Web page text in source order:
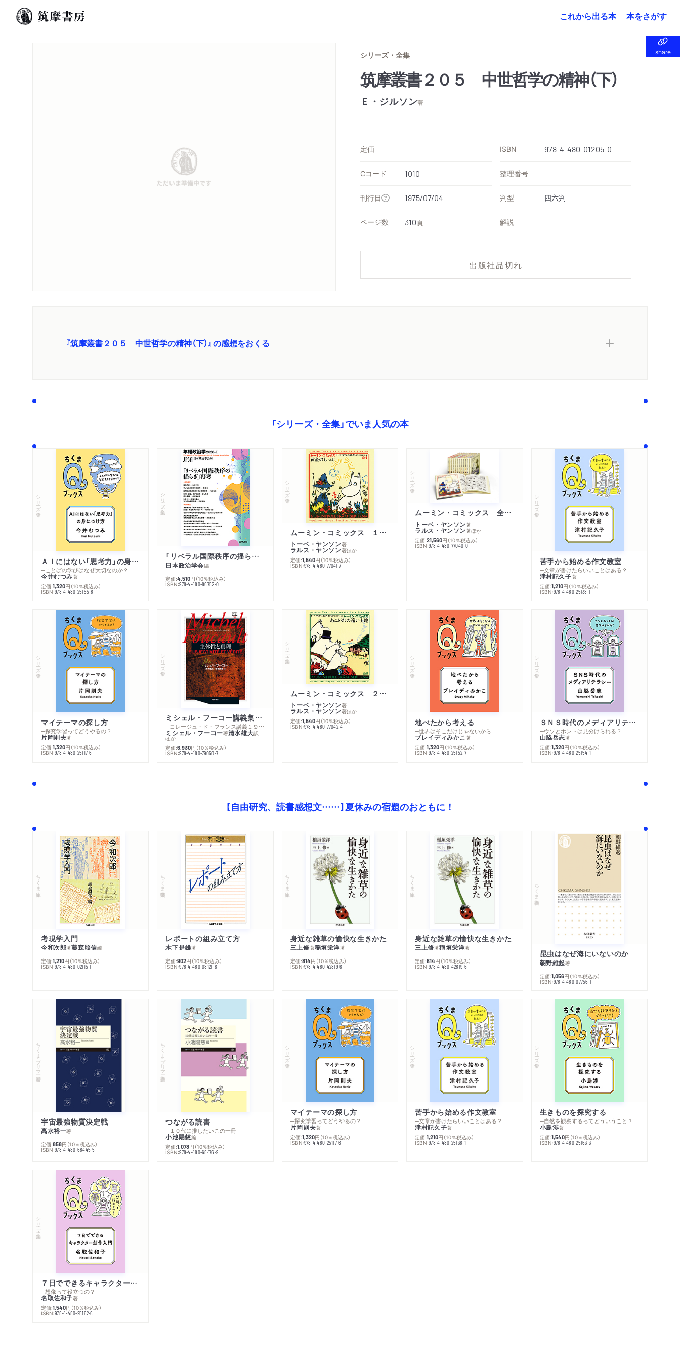
これから出る本 本をさがす
share
share
シリーズ・全集
筑摩叢書２０５ 中世哲学の精神（下）
Ｅ・ジルソン著
定価 -- ISBN 978-4-480-01205-0
Cコード 1010 整理番号
刊行日 1975/07/04 判型 四六判
ページ数 310頁 解説
出版社品切れ
『筑摩叢書２０５ 中世哲学の精神（下）』の感想をおくる
「シリーズ・全集」でいま人気の本
シリーズ・全集
ＡＩにはない「思考力」の身につけ方
─ことばの学びはなぜ大切なのか？
今井むつみ著
定価:1,320円 （10％税込み）
ISBN:978-4-480-25155-8
シリーズ・全集
「リベラル国際秩序の揺らぎ」再考 年報政治学２０２６‐Ⅰ
日本政治学会編
定価:4,510円 （10％税込み）
ISBN:978-4-480-86752-0
シリーズ・全集
ムーミン・コミックス １ 黄金のしっぽ
トーベ・ヤンソン著
ラルス・ヤンソン著ほか
定価:1,540円 （10％税込み）
ISBN:978-4-480-77041-7
シリーズ・全集
ムーミン・コミックス 全１４巻セット
トーベ・ヤンソン著
ラルス・ヤンソン著ほか
定価:21,560円 （10％税込み）
ISBN:978-4-480-77040-0
シリーズ・全集
苦手から始める作文教室
─文章が書けたらいいことはある？
津村記久子著
定価:1,210円 （10％税込み）
ISBN:978-4-480-25138-1
シリーズ・全集
マイテーマの探し方
─探究学習ってどうやるの？
片岡則夫著
定価:1,320円 （10％税込み）
ISBN:978-4-480-25117-6
シリーズ・全集
ミシェル・フーコー講義集成１０ 主体性と真理
─コレージュ・ド・フランス講義１９８０－１９８１年度
ミシェル・フーコー著清水雄大訳
ほか
定価:6,930円 （10％税込み）
ISBN:978-4-480-79050-7
シリーズ・全集
ムーミン・コミックス ２ あこがれの遠い土地
トーベ・ヤンソン著
ラルス・ヤンソン著ほか
定価:1,540円 （10％税込み）
ISBN:978-4-480-77042-4
シリーズ・全集
地べたから考える
─世界はそこだけじゃないから
ブレイディみかこ著
定価:1,320円 （10％税込み）
ISBN:978-4-480-25152-7
シリーズ・全集
ＳＮＳ時代のメディアリテラシー
─ウソとホントは見分けられる？
山脇岳志著
定価:1,320円 （10％税込み）
ISBN:978-4-480-25154-1
【自由研究、読書感想文……】夏休みの宿題のおともに！
ちくま文庫
考現学入門
今和次郎著藤森照信編
定価:1,210円 （10％税込み）
ISBN:978-4-480-02115-1
ちくま学芸文庫
レポートの組み立て方
木下是雄著
定価:902円 （10％税込み）
ISBN:978-4-480-08121-6
ちくま文庫
身近な雑草の愉快な生きかた
三上修著稲垣栄洋著
定価:814円 （10％税込み）
ISBN:978-4-480-42819-6
ちくま文庫
身近な雑草の愉快な生きかた
三上修著稲垣栄洋著
定価:814円 （10％税込み）
ISBN:978-4-480-42819-6
ちくま新書
昆虫はなぜ海にいないのか
朝野維起著
定価:1,056円 （10％税込み）
ISBN:978-4-480-07756-1
ちくまプリマー新書
宇宙最強物質決定戦
高水裕一著
定価:858円 （10％税込み）
ISBN:978-4-480-68445-5
ちくまプリマー新書
つながる読書
─１０代に推したいこの一冊
小池陽慈編
定価:1,078円 （10％税込み）
ISBN:978-4-480-68476-9
シリーズ・全集
マイテーマの探し方
─探究学習ってどうやるの？
片岡則夫著
定価:1,320円 （10％税込み）
ISBN:978-4-480-25117-6
シリーズ・全集
苦手から始める作文教室
─文章が書けたらいいことはある？
津村記久子著
定価:1,210円 （10％税込み）
ISBN:978-4-480-25138-1
シリーズ・全集
生きものを探究する
─自然を観察するってどういうこと？
小島渉著
定価:1,540円 （10％税込み）
ISBN:978-4-480-25163-3
シリーズ・全集
７日でできるキャラクター創作入門
─想像って役立つの？
名取佐和子著
定価:1,540円 （10％税込み）
ISBN:978-4-480-25162-6